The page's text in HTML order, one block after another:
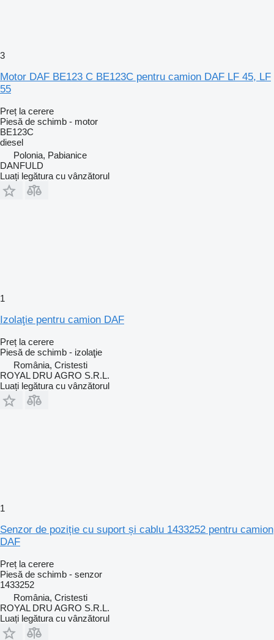
3
Motor DAF BE123 C BE123C pentru camion DAF LF 45, LF
55
Preț la cerere
Piesă de schimb - motor
BE123C
diesel
Polonia, Pabianice
DANFULD
Luați legătura cu vânzătorul
1
Izolaţie pentru camion DAF
Preț la cerere
Piesă de schimb - izolaţie
România, Cristesti
ROYAL DRU AGRO S.R.L.
Luați legătura cu vânzătorul
1
Senzor de poziție cu suport și cablu 1433252 pentru camion
DAF
Preț la cerere
Piesă de schimb - senzor
1433252
România, Cristesti
ROYAL DRU AGRO S.R.L.
Luați legătura cu vânzătorul